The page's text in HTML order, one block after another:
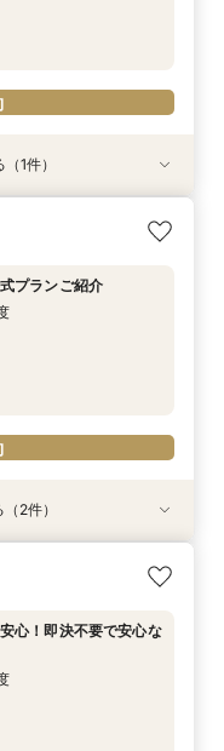
｜費用・準備・服装ま
1件）
プランご紹介
心！即決不要で安心な
2件）
心！即決不要で安心な